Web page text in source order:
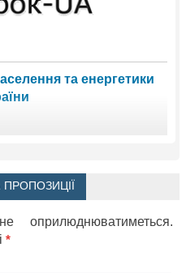
та енергетики
ПРОПОЗИЦІЇ
*